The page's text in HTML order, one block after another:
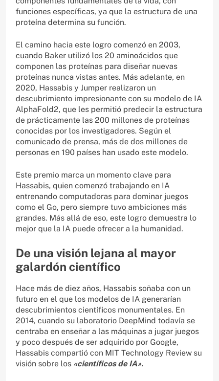
funciones específicas, ya que la estructura de una
proteína determina su función.
El camino hacia este logro comenzó en 2003,
cuando Baker utilizó los 20 aminoácidos que
componen las proteínas para diseñar nuevas
proteínas nunca vistas antes. Más adelante, en
2020, Hassabis y Jumper realizaron un
descubrimiento impresionante con su modelo de IA
AlphaFold2, que les permitió predecir la estructura
de prácticamente las 200 millones de proteínas
conocidas por los investigadores. Según el
comunicado de prensa, más de dos millones de
personas en 190 países han usado este modelo.
Este premio marca un momento clave para
Hassabis, quien comenzó trabajando en IA
entrenando computadoras para dominar juegos
como el Go, pero siempre tuvo ambiciones más
grandes. Más allá de eso, este logro demuestra lo
mejor que la IA puede ofrecer a la humanidad.
De una visión lejana al mayor
galardón científico
Hace más de diez años, Hassabis soñaba con un
futuro en el que los modelos de IA generarían
descubrimientos científicos monumentales. En
2014, cuando su laboratorio DeepMind todavía se
centraba en enseñar a las máquinas a jugar juegos
y poco después de ser adquirido por Google,
Hassabis compartió con MIT Technology Review su
visión sobre los «científicos de IA».